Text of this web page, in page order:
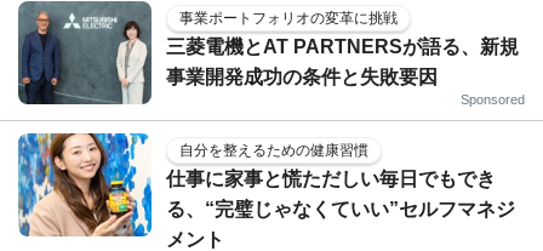
事業ポートフォリオの変革に挑戦
三菱電機とAT PARTNERSが語る、新規
事業開発成功の条件と失敗要因
Sponsored
自分を整えるための健康習慣
仕事に家事と慌ただしい毎日でもでき
る、“完璧じゃなくていい”セルフマネジ
メント